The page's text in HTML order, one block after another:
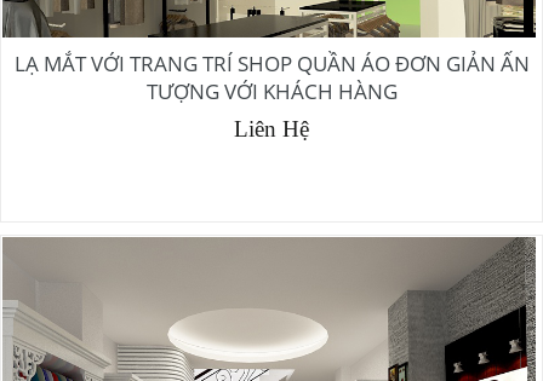
LẠ MẮT VỚI TRANG TRÍ SHOP QUẦN ÁO ĐƠN GIẢN ẤN
TƯỢNG VỚI KHÁCH HÀNG
Liên Hệ